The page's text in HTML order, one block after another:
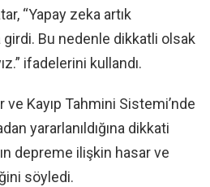
“Yapay zeka artık
girdi. Bu nedenle dikkatli olsak
ifadelerini kullandı.
ve Kayıp Tahmini Sistemi’nde
yararlanıldığına dikkati
depreme ilişkin hasar ve
söyledi.